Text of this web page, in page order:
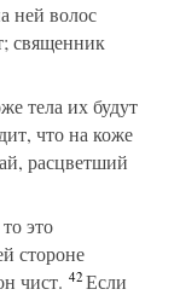
ней волос
священник
тела их будут
что на коже
расцветший
то это
стороне
чист. 42Если